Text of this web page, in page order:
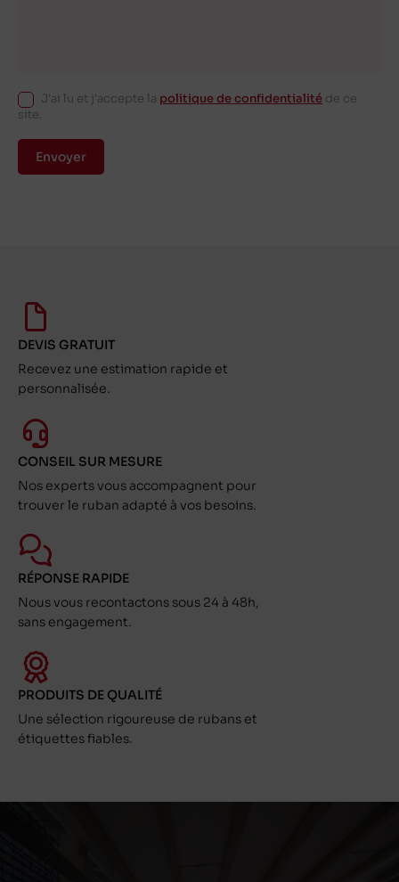
J'ai lu et j'accepte la politique de confidentialité de ce
site.
Envoyer
DEVIS GRATUIT
Recevez une estimation rapide et
personnalisée.
CONSEIL SUR MESURE
Nos experts vous accompagnent pour
trouver le ruban adapté à vos besoins.
RÉPONSE RAPIDE
Nous vous recontactons sous 24 à 48h,
sans engagement.
PRODUITS DE QUALITÉ
Une sélection rigoureuse de rubans et
étiquettes fiables.